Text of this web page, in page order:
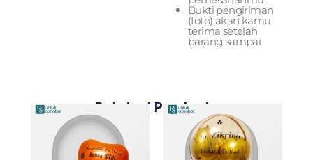
Bukti pengiriman
(foto) akan kamu
terima setelah
barang sampai
Related Products